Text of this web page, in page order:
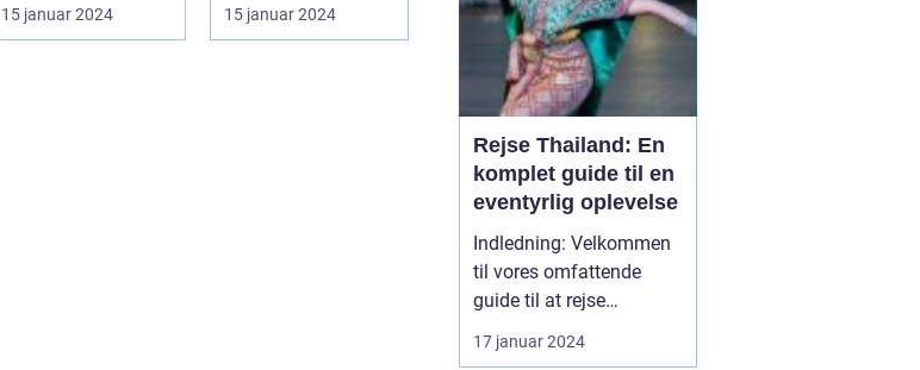
mest befolkede na...
15 januar 2024
land be...
15 januar 2024
Rejse Thailand: En
komplet guide til en
eventyrlig oplevelse
Indledning: Velkommen
til vores omfattende
guide til at rejse
Thailand, et land rigt på
kultur, historie og
17 januar 2024